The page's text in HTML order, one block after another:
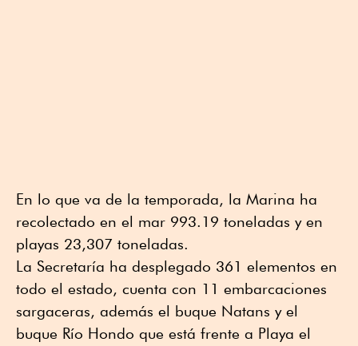
En lo que va de la temporada, la Marina ha
recolectado en el mar 993.19 toneladas y en
playas 23,307 toneladas.
La Secretaría ha desplegado 361 elementos en
todo el estado, cuenta con 11 embarcaciones
sargaceras, además el buque Natans y el
buque Río Hondo que está frente a Playa el